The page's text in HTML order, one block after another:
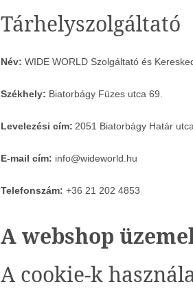
Tárhelyszolgáltató
Név: WIDE WORLD Szolgáltató és
Székhely: Biatorbágy Füzes utca 69.
Levelezési cím: 2051 Biatorbágy Határ
E-mail cím: info@wideworld.hu
Telefonszám: +36 21 202 4853
A webshop
A cookie-k